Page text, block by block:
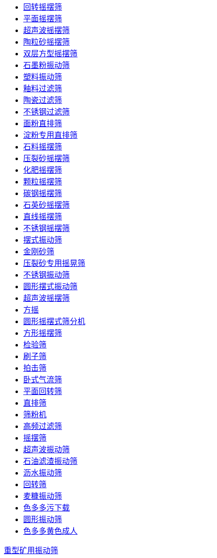
回转摇摆筛
平面摇摆筛
超声波摇摆筛
陶粒砂摇摆筛
双层方型摇摆筛
石墨粉振动筛
塑料振动筛
釉料过滤筛
陶瓷过滤筛
不锈钢过滤筛
面粉直排筛
淀粉专用直排筛
石料摇摆筛
压裂砂摇摆筛
化肥摇摆筛
颗粒摇摆筛
碳钢摇摆筛
石英砂摇摆筛
直线摇摆筛
不锈钢摇摆筛
摆式振动筛
金刚砂筛
压裂砂专用摇晃筛
不锈钢振动筛
圆形摆式振动筛
超声波摇摆筛
方摇
圆形摇摆式筛分机
方形摇摆筛
检验筛
刷子筛
拍击筛
卧式气流筛
平面回转筛
直排筛
筛粉机
高频过滤筛
摇摆筛
超声波振动筛
石油滤渣振动筛
沥水振动筛
回转筛
麦糠振动筛
色多多污下载
圆形振动筛
色多多黄色成人
重型矿用振动筛